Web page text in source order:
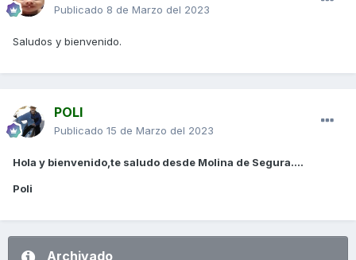
Publicado 8 de Marzo del 2023
Saludos y bienvenido.
POLI
Publicado 15 de Marzo del 2023
Hola y bienvenido,te saludo desde Molina de Segura....
Poli
Archivado